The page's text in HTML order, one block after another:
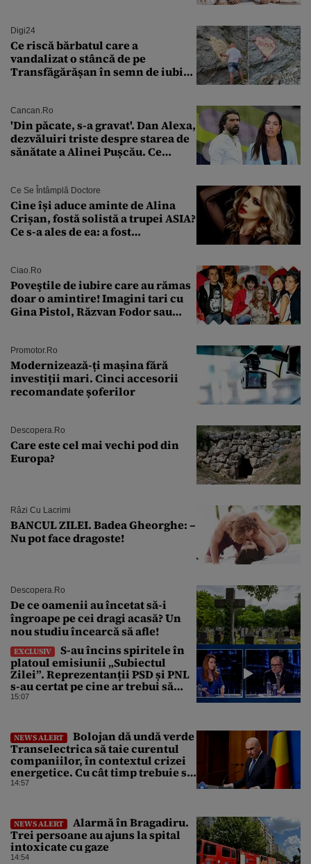
Digi24
Ce riscă bărbatul care a
vandalizat o stâncă de pe
Transfăgărășan în semn de iubire
Cancan.ro
'Din păcate, s-a gravat'. Dan Alexa,
dezvăluiri triste despre starea de
sănătate a Alinei Pușcău. Ce
Ce Se Întâmplă Doctore
Cine își aduce aminte de Alina
Crișan, fostă solistă a trupei ASIA?
Ce s-a ales de ea: a fost
Ciao.ro
Poveştile de iubire care au rămas
doar o amintire! Imagini tari cu
Gina Pistol, Răzvan Fodor sau
Promotor.ro
Modernizează-ți mașina fără
investiții mari. Cinci accesorii
recomandate șoferilor
Descopera.ro
Care este cel mai vechi pod din
Europa?
Râzi Cu Lacrimi
BANCUL ZILEI. Badea Gheorghe: –
Nu pot face dragoste!
Descopera.ro
De ce oamenii au încetat să-i
îngroape pe cei dragi acasă? Un
nou studiu încearcă să afle!
EXCLUSIV
S-au încins spiritele în
platoul emisiunii „Subiectul
Zilei”. Reprezentanții PSD și PNL
s-au certat pe cine ar trebui să
renegocieze jaloanele PNRR
15:07
NEWS ALERT
Bolojan dă undă verde
Transelectrica să taie curentul
companiilor, în contextul crizei
energetice. Cu cât timp trebuie să
le anunțe înainte
14:57
NEWS ALERT
Alarmă în Bragadiru.
Trei persoane au ajuns la spital
intoxicate cu gaze
14:54